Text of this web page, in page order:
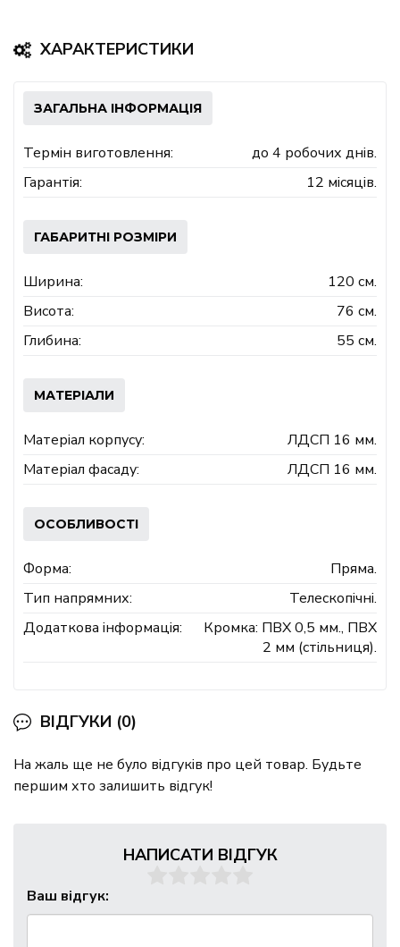
ХАРАКТЕРИСТИКИ
ЗАГАЛЬНА ІНФОРМАЦІЯ
Термін виготовлення:
до 4 робочих днів.
Гарантія:
12 місяців.
ГАБАРИТНІ РОЗМІРИ
Ширина:
120 см.
Висота:
76 см.
Глибина:
55 см.
МАТЕРІАЛИ
Матеріал корпусу:
ЛДСП 16 мм.
Матеріал фасаду:
ЛДСП 16 мм.
ОСОБЛИВОСТІ
Форма:
Пряма.
Тип напрямних:
Телескопічні.
Додаткова інформація:
Кромка: ПВХ 0,5 мм., ПВХ
2 мм (стільниця).
ВІДГУКИ (0)
На жаль ще не було відгуків про цей товар. Будьте
першим хто залишить відгук!
НАПИСАТИ ВІДГУК
Ваш відгук: